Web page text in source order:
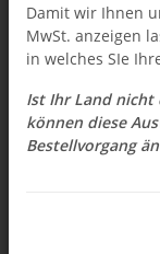
inkl. 19% USt. , zzgl.
Auswahl
Sofort
3 - 14
Damit wir Ihnen
MwSt. anzeigen
in welches SIe
Ist Ihr Land nicht
können diese
Bestellvorgang